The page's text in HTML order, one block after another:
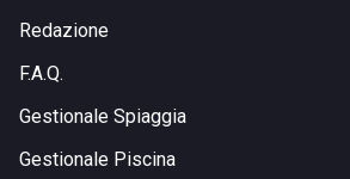
Redazione
F.A.Q.
Gestionale Spiaggia
Gestionale Piscina